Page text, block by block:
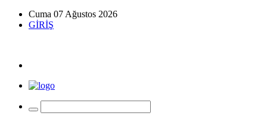
Cuma 07 Ağustos 2026
GİRİŞ